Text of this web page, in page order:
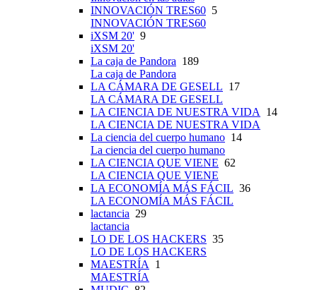
INNOVACIÓN TRES60 5
INNOVACIÓN TRES60
iXSM 20' 9
iXSM 20'
La caja de Pandora 189
La caja de Pandora
LA CÁMARA DE GESELL 17
LA CÁMARA DE GESELL
LA CIENCIA DE NUESTRA VIDA 14
LA CIENCIA DE NUESTRA VIDA
La ciencia del cuerpo humano 14
La ciencia del cuerpo humano
LA CIENCIA QUE VIENE 62
LA CIENCIA QUE VIENE
LA ECONOMÍA MÁS FÁCIL 36
LA ECONOMÍA MÁS FÁCIL
lactancia 29
lactancia
LO DE LOS HACKERS 35
LO DE LOS HACKERS
MAESTRÍA 1
MAESTRÍA